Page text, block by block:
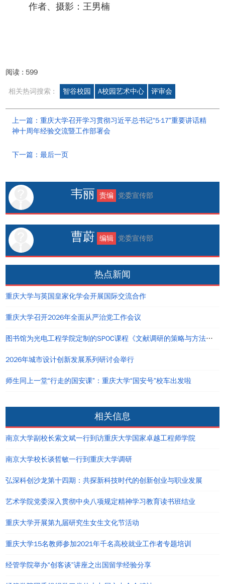
作者、摄影：王男楠
阅读 : 599
相关热词搜索 : 智谷校园 A校园艺术中心 评审会
上一篇：重庆大学召开学习贯彻习近平总书记“5·17”重要讲话精
神十周年经验交流暨工作部署会
下一篇：最后一页
韦丽 责编 党委宣传部
曹蔚 编辑 党委宣传部
热点新闻
重庆大学与英国皇家化学会开展国际交流合作
重庆大学召开2026年全面从严治党工作会议
图书馆为光电工程学院定制的SPOC课程《文献调研的策略与方法》在信息素养教育平台上线
2026年城市设计创新发展系列研讨会举行
师生同上一堂“行走的国安课”：重庆大学“国安号”校车出发啦
相关信息
南京大学副校长索文斌一行到访重庆大学国家卓越工程师学院
南京大学校长谈哲敏一行到重庆大学调研
弘深科创沙龙第十四期：共探新科技时代的创新创业与职业发展
艺术学院党委深入贯彻中央八项规定精神学习教育读书班结业
重庆大学开展第九届研究生女生文化节活动
重庆大学15名教师参加2021年千名高校就业工作者专题培训
经管学院举办“创客谈”讲座之出国留学经验分享